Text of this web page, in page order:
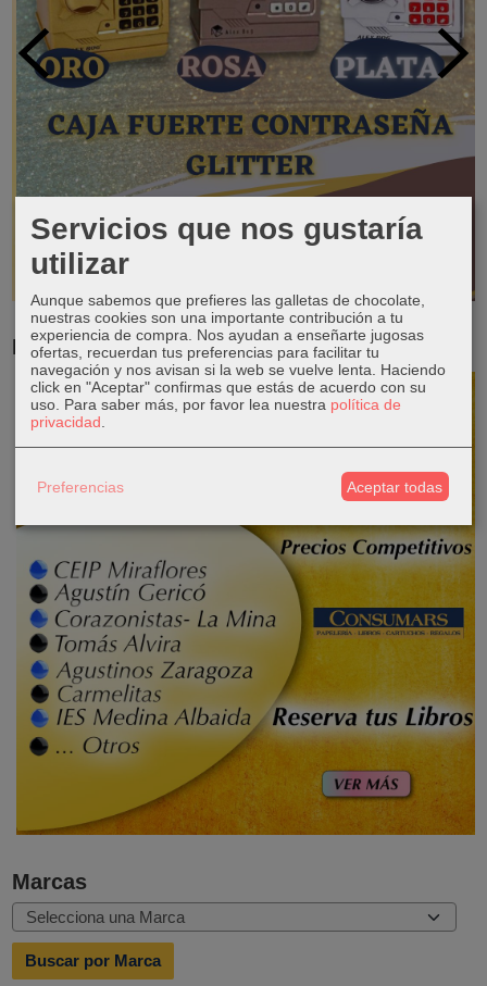
RESERVA TUS LIBROS DE TEXTO
Marcas
Servicios que nos gustaría
utilizar
Aunque sabemos que prefieres las galletas de chocolate,
nuestras cookies son una importante contribución a tu
experiencia de compra. Nos ayudan a enseñarte jugosas
ofertas, recuerdan tus preferencias para facilitar tu
navegación y nos avisan si la web se vuelve lenta. Haciendo
click en "Aceptar" confirmas que estás de acuerdo con su
uso. Para saber más, por favor lea nuestra política de
privacidad
Preferencias Aceptar todas